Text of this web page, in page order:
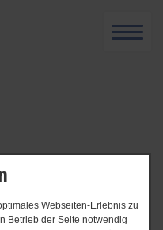
Webseiten-Erlebnis zu
Betrieb der Seite notwendig